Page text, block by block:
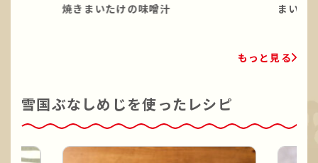
焼きまいたけの味噌汁 まいた
もっと見る
雪国ぶなしめじを使ったレシピ